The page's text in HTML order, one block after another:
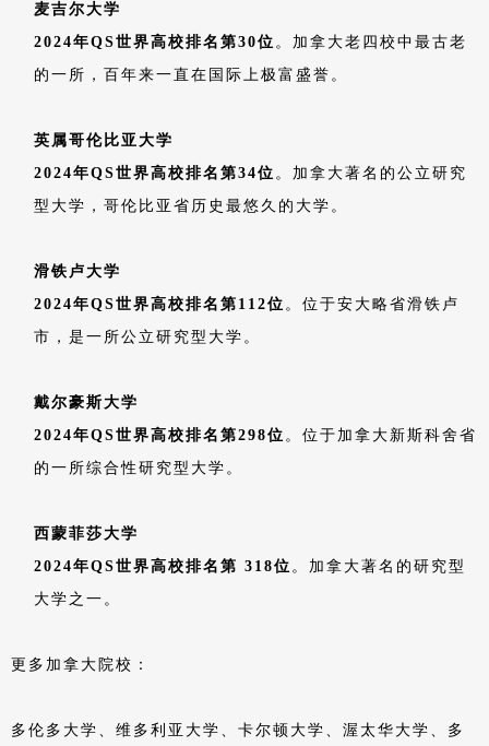
麦吉尔大学
2024年QS世界高校排名第30位 。加拿大老四校中最古老
的一所，百年来一直在国际上极富盛誉。
英属哥伦比亚大学
2024年QS世界高校排名第34位 。加拿大著名的公立研究
型大学，哥伦比亚省历史最悠久的大学。
滑铁卢大学
2024年QS世界高校排名第112位 。位于安大略省滑铁卢
市，是一所公立研究型大学。
戴尔豪斯大学
2024年QS世界高校排名第298位 。位于加拿大新斯科舍省
的一所综合性研究型大学。
西蒙菲莎大学
2024年QS世界高校排名第 318位 。加拿大著名的研究型
大学之一。
更多加拿大院校：
多伦多大学、维多利亚大学、卡尔顿大学、渥太华大学、多